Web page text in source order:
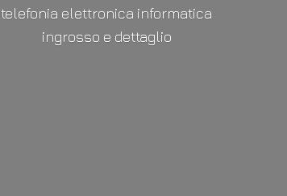
telefonia elettronica informatica
ingrosso e dettaglio